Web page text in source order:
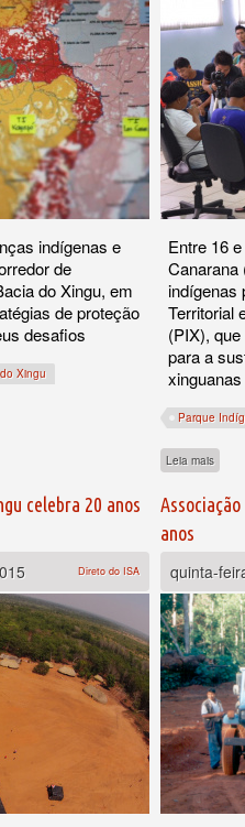
indígenas e
de
do Xingu, em
de proteção
desafios
Xingu
promover a gestão e proteção integrada de
Entre 16
Canarana
indígenas
Territorial
(PIX),
para a
xinguanas
Parque
Leia mais
celebra 20 anos
Direto do ISA
anos
quinta-